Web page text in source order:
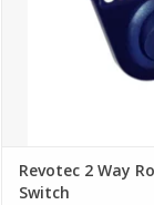
Revotec 2 Way
Switch